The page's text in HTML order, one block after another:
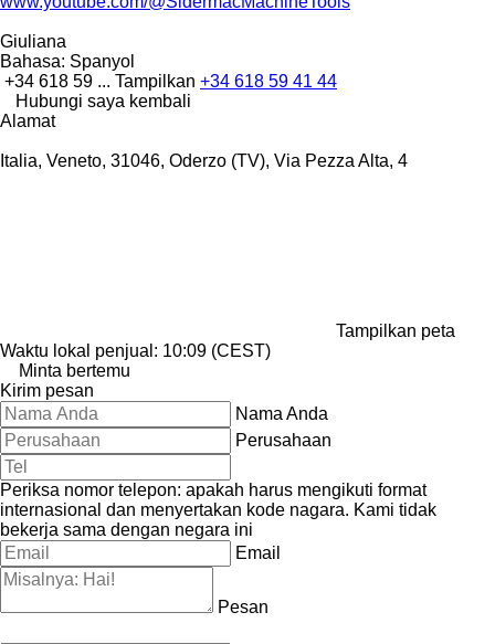
Giuliana
Bahasa: Spanyol
+34 618 59 ... Tampilkan +34 618 59 41 44
Hubungi saya kembali
Alamat
Italia, Veneto, 31046, Oderzo (TV), Via Pezza Alta, 4
Tampilkan peta
Waktu lokal penjual: 10:09 (CEST)
Minta bertemu
Kirim pesan
Nama Anda
Perusahaan
Periksa nomor telepon: apakah harus mengikuti format
internasional dan menyertakan kode nagara. Kami tidak
bekerja sama dengan negara ini
Email
Pesan